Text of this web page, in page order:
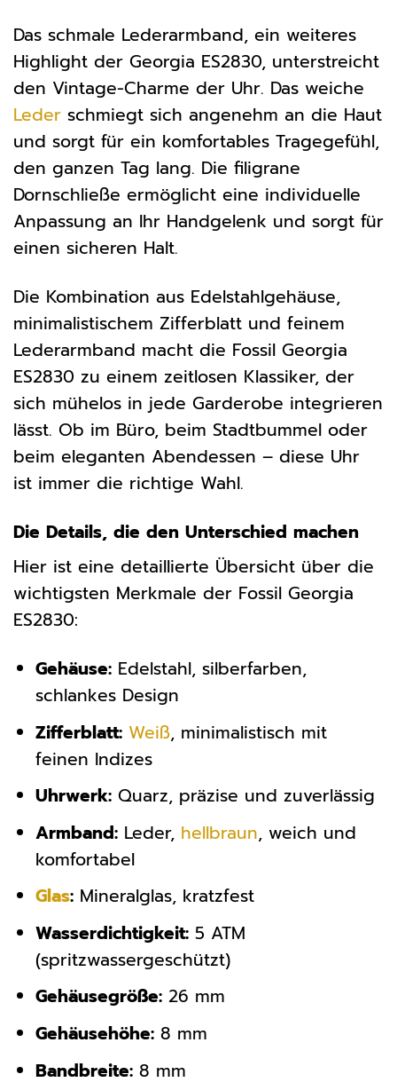
Das schmale Lederarmband, ein weiteres
Highlight der Georgia ES2830, unterstreicht
den Vintage-Charme der Uhr. Das weiche
Leder schmiegt sich angenehm an die Haut
und sorgt für ein komfortables Tragegefühl,
den ganzen Tag lang. Die filigrane
Dornschließe ermöglicht eine individuelle
Anpassung an Ihr Handgelenk und sorgt für
einen sicheren Halt.
Die Kombination aus Edelstahlgehäuse,
minimalistischem Zifferblatt und feinem
Lederarmband macht die Fossil Georgia
ES2830 zu einem zeitlosen Klassiker, der
sich mühelos in jede Garderobe integrieren
lässt. Ob im Büro, beim Stadtbummel oder
beim eleganten Abendessen – diese Uhr
ist immer die richtige Wahl.
Die Details, die den Unterschied machen
Hier ist eine detaillierte Übersicht über die
wichtigsten Merkmale der Fossil Georgia
ES2830:
Gehäuse:Edelstahl, silberfarben,
schlankes Design
Zifferblatt: Weiß, minimalistisch mit
feinen Indizes
Uhrwerk:Quarz, präzise und zuverlässig
Armband:Leder, hellbraun, weich und
komfortabel
Glas:Mineralglas, kratzfest
Wasserdichtigkeit:5 ATM
(spritzwassergeschützt)
Gehäusegröße:26 mm
Gehäusehöhe:8 mm
Bandbreite:8 mm